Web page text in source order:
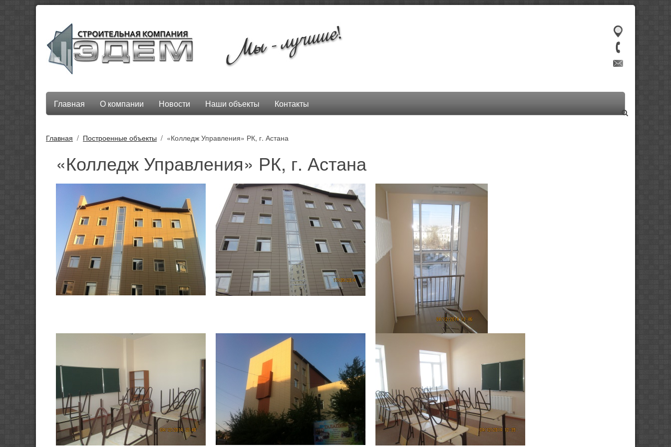
Главная О компании Новости Наши объекты Контакты
Главная Построенные объекты «Колледж Управления» РК, г. Астана
«Колледж Управления» РК, г. Астана